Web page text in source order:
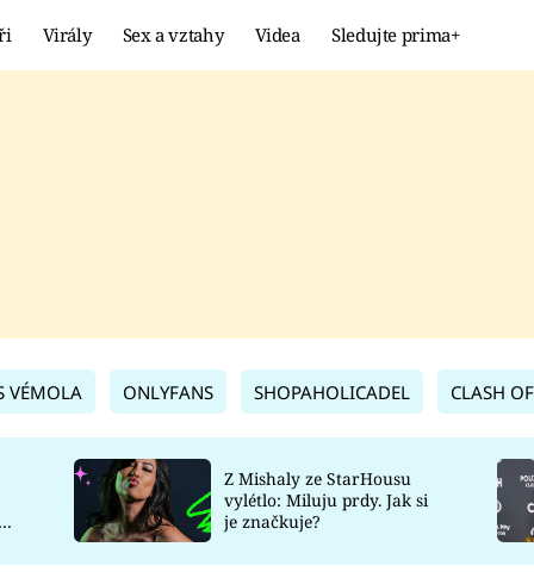
Virály Sex a vztahy Videa Sledujte prima+
VÉMOLA ONLYFANS SHOPAHOLICADEL CLASH
Z Mishaly ze StarHousu
vylétlo: Miluju prdy. Jak si
je značkuje?